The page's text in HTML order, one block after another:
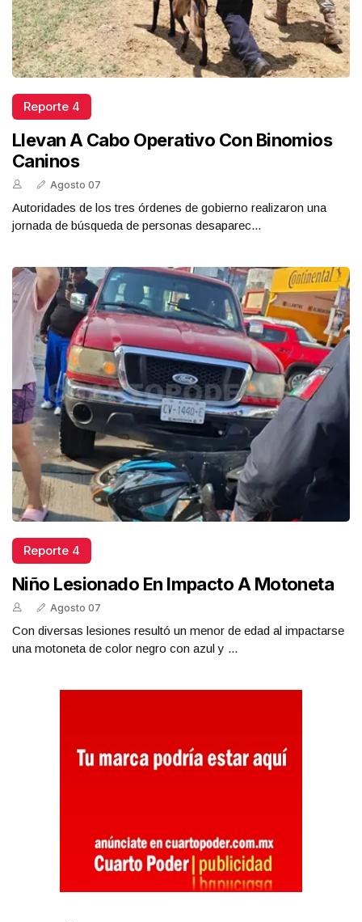
Reporte 4
Llevan A Cabo Operativo Con Binomios
Caninos
Agosto 07
Autoridades de los tres órdenes de gobierno realizaron una
jornada de búsqueda de personas desaparec...
Reporte 4
Niño Lesionado En Impacto A Motoneta
Agosto 07
Con diversas lesiones resultó un menor de edad al impactarse
una motoneta de color negro con azul y ...